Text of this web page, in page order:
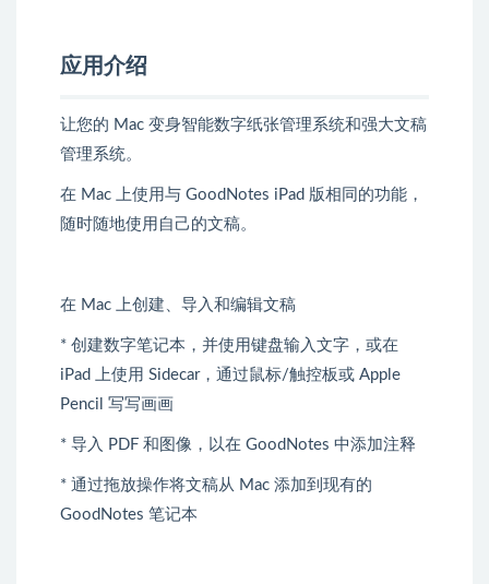
应用介绍
让您的 Mac 变身智能数字纸张管理系统和强大文稿
管理系统。
在 Mac 上使用与 GoodNotes iPad 版相同的功能，
随时随地使用自己的文稿。
在 Mac 上创建、导入和编辑文稿
* 创建数字笔记本，并使用键盘输入文字，或在
iPad 上使用 Sidecar，通过鼠标/触控板或 Apple
Pencil 写写画画
* 导入 PDF 和图像，以在 GoodNotes 中添加注释
* 通过拖放操作将文稿从 Mac 添加到现有的
GoodNotes 笔记本